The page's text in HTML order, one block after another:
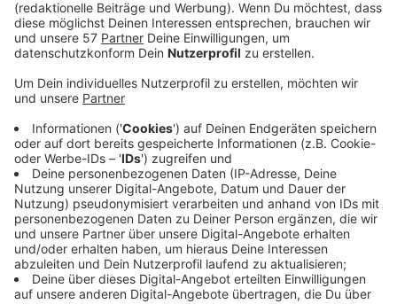
Bei der Kontrolle eines Motorroller-Fahrers am
Freitagnachmittag in Monschau-Imgenbroich ist ein
Polizist verletzt worden.
Stolberger Polizisten hatten den Roller vorher ohne
Kennzeichen gesehen und kannten den Fahrer schon
von früheren Begegnungen. Deswegen sind sie zu
seinem Wohnort in Imgenbroich gefahren.
Als der Rollerfahrer dort ankam und angehalten
werden sollte, hat er aber beschleunigt und ist direkt
auf einen Polizisten zugefahren. Es kam zur Kollision,
Polizist und Rollerfahrer fielen auf die Straße - und
mithilfe von weiteren Polizisten konnte der Mann dann
überwältigt werden.